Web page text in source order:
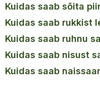
kuidas saab sõita
kuidas saab rukkist
kuidas saab ruhnu
kuidas saab nisust
kuidas saab